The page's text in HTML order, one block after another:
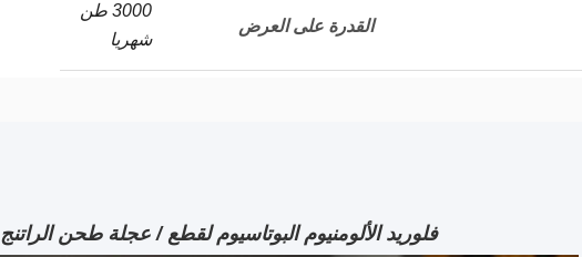
القدرة على العرض
3000 طن
شهريا
فلوريد الألومنيوم البوتاسيوم لقطع / عجلة طحن الراتنج